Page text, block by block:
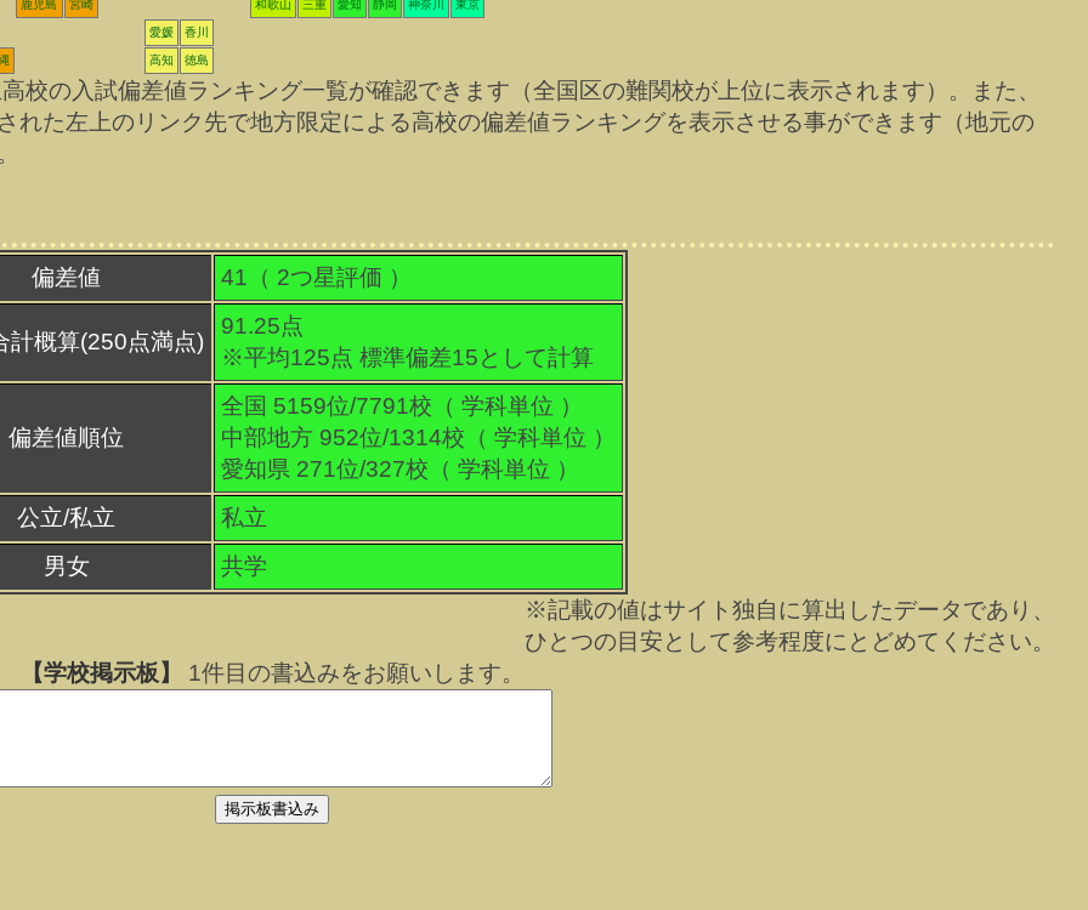
鹿児島 宮崎 和歌山 三重 愛知 静岡 神奈川 東京
愛媛 香川
高知 徳島
の入試偏差値ランキング一覧が確認できます（全国区の難関校が上位に表示されます）。また、
れた左上のリンク先で地方限定による高校の偏差値ランキングを表示させる事ができます（地元の
偏差値 41（ 2つ星評価 ）
計概算(250点満点)
91.25点
※平均125点 標準偏差15として計算
偏差値順位
全国 5159位/7791校（ 学科単位 ）
中部地方 952位/1314校（ 学科単位 ）
愛知県 271位/327校（ 学科単位 ）
公立/私立
私立
男女
共学
※記載の値はサイト独自に算出したデータであり、
ひとつの目安として参考程度にとどめてください。
【学校掲示板】
1件目の書込みをお願いします。